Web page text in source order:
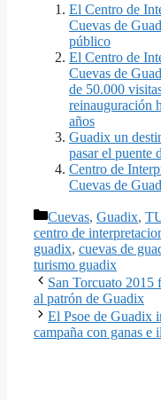
El Centro de
Cuevas de
público
El Centro de
Cuevas de
de 50.000
reinauguración
años
Guadix un
pasar el puente
Centro de
Cuevas de
Categorías
Cuevas, Guadix,
centro de
guadix, cuevas de
turismo guadix
San Torcuato 2015
al patrón de Guadix
El Psoe de Guadix
campaña con ganas